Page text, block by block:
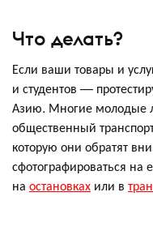
Что делать?
Если ваши товары и
и студентов —
Азию. Многие молодые
общественный
которую они обратят
сфотографироваться на
на остановках или в